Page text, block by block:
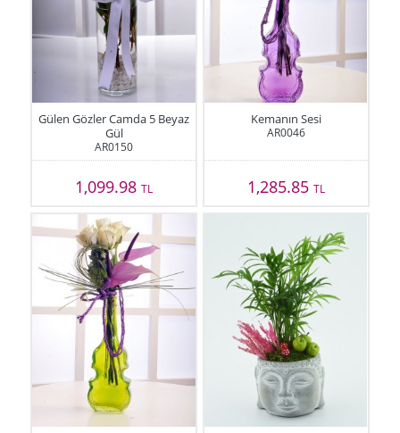
Gülen Gözler Camda 5 Beyaz
Gül
AR0150
1,099.98TL
Kemanın Sesi
AR0046
1,285.85 TL